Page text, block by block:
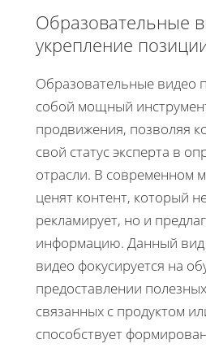
Образовательные
укрепление
Образовательные видео
собой мощный
продвижения, позволяя
свой статус эксперта в
отрасли. В современном
ценят контент, который
рекламирует, но и
информацию. Данный вид
видео фокусируется на
предоставлении
связанных с продуктом
способствует